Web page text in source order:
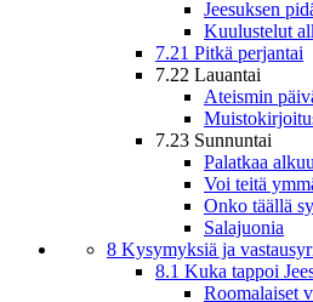
Jeesuksen
Kuulustelut
7.21 Pitkä perjantai
7.22 Lauantai
Ateismin
7.23 Sunnuntai
Palatkaa
Voi teitä
Onko täällä
Salajuonia
8 Kysymyksiä ja
8.1 Kuka tappoi
Roomalaiset